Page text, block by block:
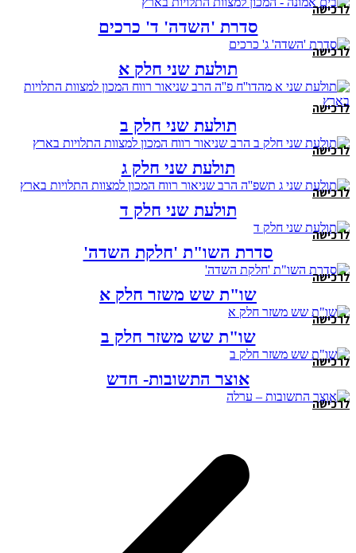
לרכישה
סדרת 'השדה' ד' כרכים
לרכישה
תולעת שני חלק א
לרכישה
תולעת שני חלק ב
לרכישה
תולעת שני חלק ג
לרכישה
תולעת שני חלק ד
לרכישה
סדרת השו"ת 'חלקת השדה'
לרכישה
שו"ת שש משזר חלק א
לרכישה
שו"ת שש משזר חלק ב
לרכישה
אוצר התשובות- חדש
לרכישה